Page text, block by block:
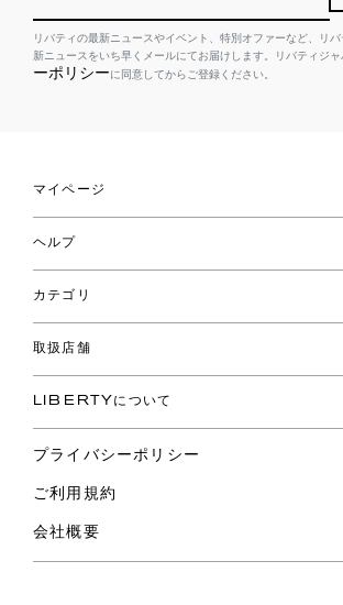
リバティの最新ニュースやイベント、特別オファーなど、リ
新ニュースをいち早くメールにてお届けします。リバティジ
ーポリシーに同意してからご登録ください。
マイページ
ロイヤリティプログラム
パスワード再設定
ショッピングバッグ
ヘルプ
お問い合わせ
よくあるご質問
ご利用ガイド
カテゴリ
コレクション
ファブリックス
バッグ
スカーフ
ウェア
ライフスタイル
スペシャル
取扱店舗
リバティ・ファブリックス
LIBERTYについて
プライバシーポリシー
ご利用規約
会社概要